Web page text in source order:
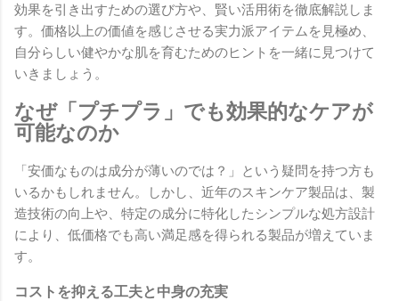
効果を引き出すための選び方や、賢い活用術を徹底解説しま
す。価格以上の価値を感じさせる実力派アイテムを見極め、
自分らしい健やかな肌を育むためのヒントを一緒に見つけて
いきましょう。
なぜ「プチプラ」でも効果的なケアが
可能なのか
「安価なものは成分が薄いのでは？」という疑問を持つ方も
いるかもしれません。しかし、近年のスキンケア製品は、製
造技術の向上や、特定の成分に特化したシンプルな処方設計
により、低価格でも高い満足感を得られる製品が増えていま
す。
コストを抑える工夫と中身の充実